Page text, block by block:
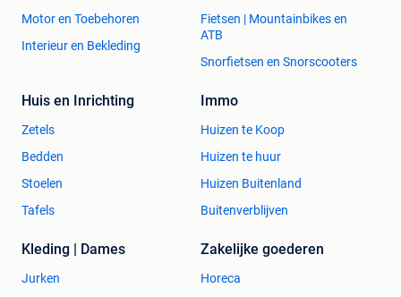
Motor en Toebehoren
Interieur en Bekleding
Fietsen | Mountainbikes en
ATB
Snorfietsen en Snorscooters
Huis en Inrichting
Zetels
Bedden
Stoelen
Tafels
Immo
Huizen te Koop
Huizen te huur
Huizen Buitenland
Buitenverblijven
Kleding | Dames
Jurken
Zakelijke goederen
Horeca